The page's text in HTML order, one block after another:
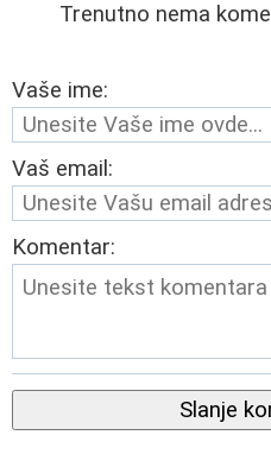
Trenutno nema
Vaše ime:
Vaš email:
Komentar:
Slanje